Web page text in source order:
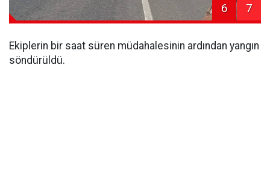
6 7
Ekiplerin bir saat süren müdahalesinin ardından yangın
söndürüldü.